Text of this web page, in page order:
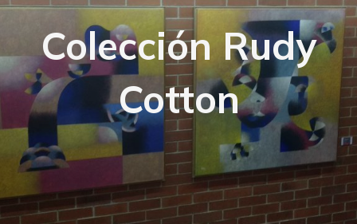
Colección Rudy
Cotton